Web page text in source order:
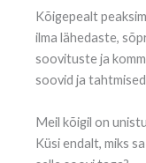
Kõigepealt
ilma lähedaste,
soovituste ja
soovid ja
Meil kõigil on
Küsi endalt, miks